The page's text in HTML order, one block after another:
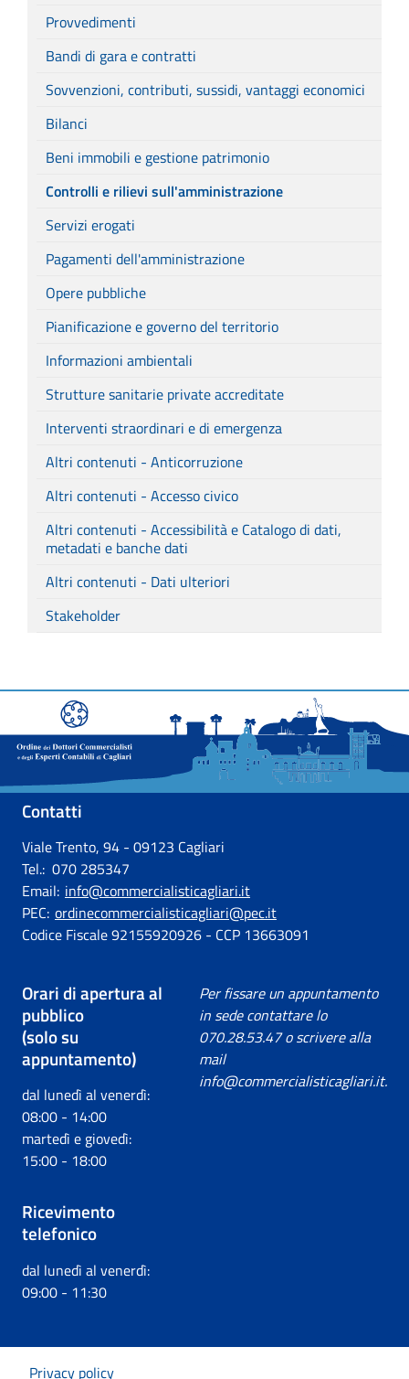
Provvedimenti
Bandi di gara e contratti
Sovvenzioni, contributi, sussidi, vantaggi economici
Bilanci
Beni immobili e gestione patrimonio
Controlli e rilievi sull'amministrazione
Servizi erogati
Pagamenti dell'amministrazione
Opere pubbliche
Pianificazione e governo del territorio
Informazioni ambientali
Strutture sanitarie private accreditate
Interventi straordinari e di emergenza
Altri contenuti - Anticorruzione
Altri contenuti - Accesso civico
Altri contenuti - Accessibilità e Catalogo di dati,
metadati e banche dati
Altri contenuti - Dati ulteriori
Stakeholder
Contatti
Viale Trento, 94 - 09123 Cagliari
Tel.: 070 285347
Email: info@commercialisticagliari.it
PEC: ordinecommercialisticagliari@pec.it
Codice Fiscale 92155920926 - CCP 13663091
Orari di apertura al
pubblico
(solo su
appuntamento)
dal lunedì al venerdì:
08:00 - 14:00
martedì e giovedì:
15:00 - 18:00
Ricevimento
telefonico
dal lunedì al venerdì:
09:00 - 11:30
Per fissare un appuntamento
in sede contattare lo
070.28.53.47 o scrivere alla
mail
info@commercialisticagliari.it.
Privacy policy